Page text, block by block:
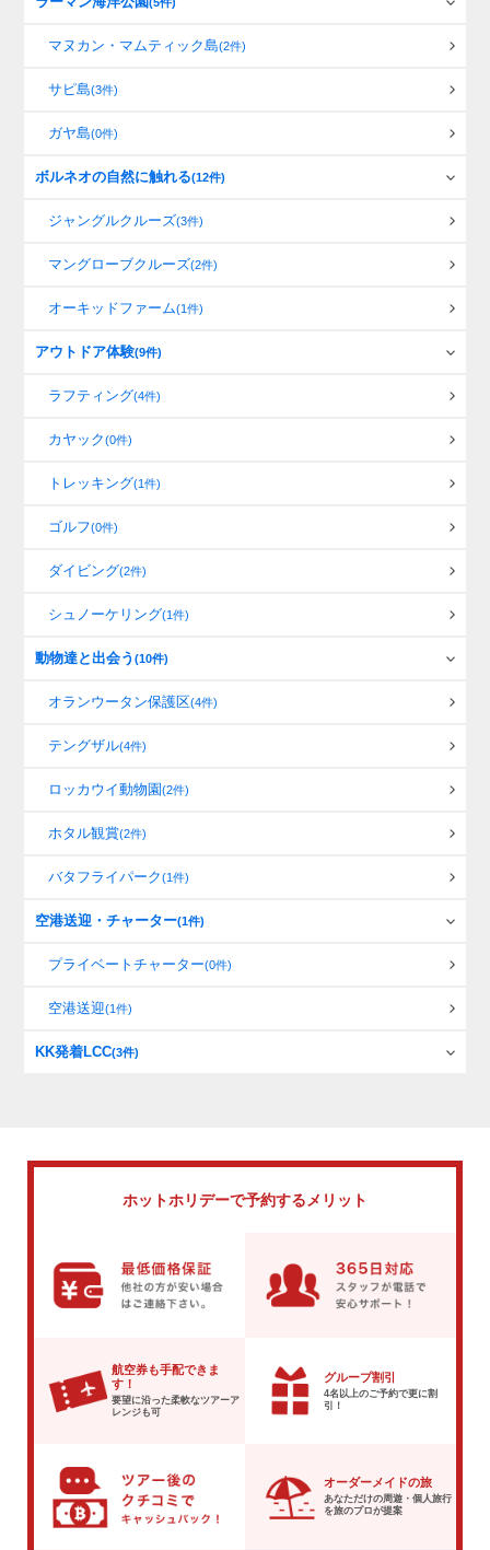
マヌカン・マムティック島(2件)
サピ島(3件)
ガヤ島(0件)
ボルネオの自然に触れる(12件)
ジャングルクルーズ(3件)
マングローブクルーズ(2件)
オーキッドファーム(1件)
アウトドア体験(9件)
ラフティング(4件)
カヤック(0件)
トレッキング(1件)
ゴルフ(0件)
ダイビング(2件)
シュノーケリング(1件)
動物達と出会う(10件)
オランウータン保護区(4件)
テングザル(4件)
ロッカウイ動物園(2件)
ホタル観賞(2件)
バタフライパーク(1件)
空港送迎・チャーター(1件)
プライベートチャーター(0件)
空港送迎(1件)
KK発着LCC(3件)
ホットホリデーで予約するメリット
航空券も手配できま
す！
要望に沿った柔軟なツアーア
レンジも可
グループ割引
4名以上のご予約で更に割
引！
オーダーメイドの旅
あなただけの周遊・個人旅行
を旅のプロが提案